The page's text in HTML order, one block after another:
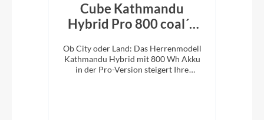
Cube Kathmandu
Hybrid Pro 800 coal´n
Ob City oder Land: Das Herrenmodell
Kathmandu Hybrid mit 800 Wh Akku
in der Pro-Version steigert Ihre